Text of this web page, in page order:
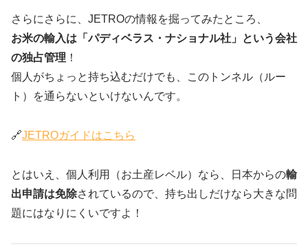
さらにさらに、JETROの情報を掘ってみたところ、
お米の輸入は「パディベラス・ナショナル社」という会社
の独占管理 ！
個人がちょっと持ち込むだけでも、このトンネル（ルー
ト）を通らないといけないんです。
🔗JETROガイドはこちら
とはいえ、個人利用（お土産レベル）なら、日本からの輸
出申請は免除されているので、持ち出しだけなら大きな問
題にはなりにくいですよ！